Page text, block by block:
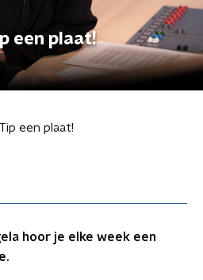
een plaat!
een plaat!
hoor je elke week een